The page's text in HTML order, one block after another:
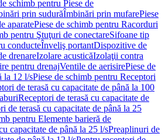
schimb pentru Piese de
prin sudurăÎmbinări prin mufarePiese
aparatePiese de schimb pentru Racorduri
pentru Ştuţuri de conectareSifoane tip
conducteÎnveliş portantDispozitive de
drenareIzolare acusticăIzolaţii contra
pentru drenajVentile de aerisirePiese de
la 12 l/sPiese de schimb pentru Receptori
de terasă cu capacitate de până la 100
Receptori de terasă cu capacitate de
de terasă cu capacitate de până la 25
pentru Elemente barieră de
capacitate de până la 25 l/sPreaplinuri de